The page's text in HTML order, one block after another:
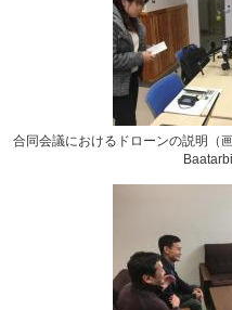
合同会議におけるドローンの説明（